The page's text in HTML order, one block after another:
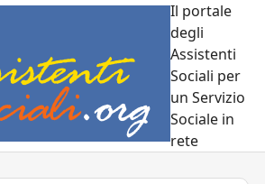
Il portale
degli
Assistenti
Sociali per
un Servizio
Sociale in
rete